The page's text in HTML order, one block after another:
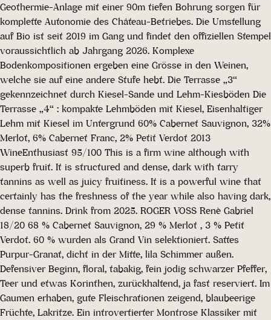
Geothermie-Anlage mit einer 90m tiefen Bohrung sorgen für
komplette Autonomie des Château-Betriebes. Die Umstellung
auf Bio ist seit 2019 im Gang und findet den offiziellen Stempel
voraussichtlich ab Jahrgang 2026. Komplexe
Bodenkompositionen ergeben eine Grösse in den Weinen,
welche sie auf eine andere Stufe hebt. Die Terrasse „3“
gekennzeichnet durch Kiesel-Sande und Lehm-Kiesböden Die
Terrasse „4“ : kompakte Lehmböden mit Kiesel, Eisenhaltiger
Lehm mit Kiesel im Untergrund 60% Cabernet Sauvignon, 32%
Merlot, 6% Cabernet Franc, 2% Petit Verdot 2013
WineEnthusiast 95/100 This is a firm wine although with
superb fruit. It is structured and dense, dark with tarry
tannins as well as juicy fruitiness. It is a powerful wine that
certainly has the freshness of the year while also having dark,
dense tannins. Drink from 2025. ROGER VOSS Renè Gabriel
18/20 68 % Cabernet Sauvignon, 29 % Merlot , 3 % Petit
Verdot. 60 % wurden als Grand Vin selektioniert. Sattes
Purpur-Granat, dicht in der Mitte, lila Schimmer außen.
Defensiver Beginn, floral, tabakig, fein jodig schwarzer Pfeffer,
Teer und etwas Korinthen, zurückhaltend, ja fast reserviert. Im
Gaumen erhaben, gute Fleischrationen zeigend, blaubeerige
Früchte, Lakritze. Ein introvertierter Montrose Klassiker mit